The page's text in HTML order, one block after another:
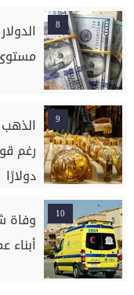
8
مستوى 50 جنيها
9
دولارًا
10
وفاة